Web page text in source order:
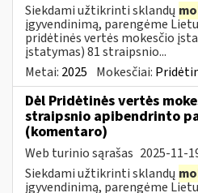
Siekdami užtikrinti sklandų
įgyvendinimą, parengėme
pridėtinės vertės mokesčio
įstatymas) 81 straipsnio...
Metai: 2025 Mokesčiai:
Dėl Pridėtinės vertės
straipsnio apibendrinto
(komentaro)
Web turinio sąrašas 2025-11-
Siekdami užtikrinti sklandų
įgyvendinimą, parengėme